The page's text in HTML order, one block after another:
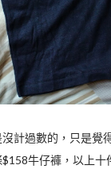
計過數的，只是覺
$158牛仔褲，以上